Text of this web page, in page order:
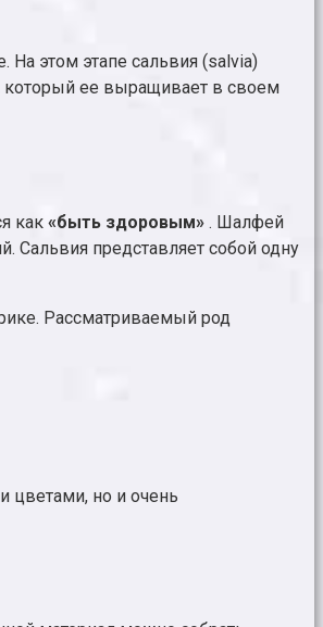
На этом этапе сальвия (salvia)
который ее выращивает в своем
как «быть здоровым» . Шалфей
Сальвия представляет собой одну
Рассматриваемый род
цветами, но и очень